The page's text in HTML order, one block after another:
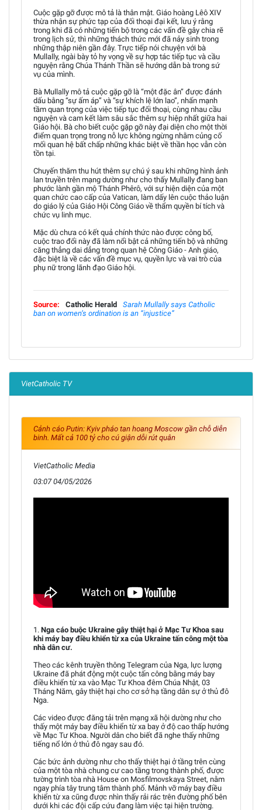
Cuộc gặp gỡ được mô tả là thân mật. Giáo hoàng Lêô XIV
thừa nhận sự phức tạp của đối thoại đại kết, lưu ý rằng
trong khi đã có những tiến bộ trong các vấn đề gây chia rẽ
trong lịch sử, thì những thách thức mới đã nảy sinh trong
những thập niên gần đây. Trực tiếp nói chuyện với bà
Mullally, ngài bày tỏ hy vọng về sự hợp tác tiếp tục và cầu
nguyện rằng Chúa Thánh Thần sẽ hướng dẫn bà trong sứ
vụ của mình.
Bà Mullally mô tả cuộc gặp gỡ là “một đặc ân” được đánh
dấu bằng “sự ấm áp” và “sự khích lệ lớn lao”, nhấn mạnh
tầm quan trọng của việc tiếp tục đối thoại, cùng nhau cầu
nguyện và cam kết làm sâu sắc thêm sự hiệp nhất giữa hai
Giáo hội. Bà cho biết cuộc gặp gỡ này đại diện cho một thời
điểm quan trọng trong nỗ lực không ngừng nhằm củng cố
mối quan hệ bất chấp những khác biệt về thần học vẫn còn
tồn tại.
Chuyến thăm thu hút thêm sự chú ý sau khi những hình ảnh
lan truyền trên mạng dường như cho thấy Mullally đang ban
phước lành gần mộ Thánh Phêrô, với sự hiện diện của một
quan chức cao cấp của Vatican, làm dấy lên cuộc thảo luận
do giáo lý của Giáo Hội Công Giáo về thẩm quyền bí tích và
chức vụ linh mục.
Mặc dù chưa có kết quả chính thức nào được công bố,
cuộc trao đổi này đã làm nổi bật cả những tiến bộ và những
căng thẳng dai dẳng trong quan hệ Công Giáo - Anh giáo,
đặc biệt là về các vấn đề mục vụ, quyền lực và vai trò của
phụ nữ trong lãnh đạo Giáo hội.
Source: Catholic Herald
Sarah Mullally says Catholic
ban on women’s ordination is an “injustice”
VietCatholic TV
Cảnh cáo Putin: Kyiv pháo tan hoang Moscow gần chỗ diễn
binh. Mất cả 100 tỷ cho cú giận dỗi rút quân
VietCatholic Media
03:07 04/05/2026
1. Nga cáo buộc Ukraine gây thiệt hại ở Mạc Tư Khoa sau
khi máy bay điều khiển từ xa của Ukraine tấn công một tòa
nhà dân cư.
Theo các kênh truyền thông Telegram của Nga, lực lượng
Ukraine đã phát động một cuộc tấn công bằng máy bay
điều khiển từ xa vào Mạc Tư Khoa đêm Chúa Nhật, 03
Tháng Năm, gây thiệt hại cho cơ sở hạ tầng dân sự ở thủ đô
Nga.
Các video được đăng tải trên mạng xã hội dường như cho
thấy một máy bay điều khiển từ xa bay ở độ cao thấp hướng
về Mạc Tư Khoa. Người dân cho biết đã nghe thấy những
tiếng nổ lớn ở thủ đô ngay sau đó.
Các bức ảnh dường như cho thấy thiệt hại ở tầng trên cùng
của một tòa nhà chung cư cao tầng trong thành phố, được
tường trình tòa nhà House on Mosfilmovskaya Street, nằm
ngay phía tây trung tâm thành phố. Mảnh vỡ máy bay điều
khiển từ xa cũng được nhìn thấy rải rác trên đường phố bên
dưới khi các đội cấp cứu đang làm việc tại hiện trường.